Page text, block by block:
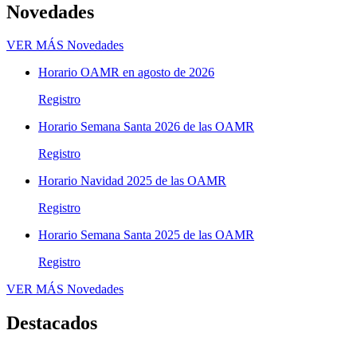
Novedades
VER MÁS Novedades
Horario OAMR en agosto de 2026
Registro
Horario Semana Santa 2026 de las OAMR
Registro
Horario Navidad 2025 de las OAMR
Registro
Horario Semana Santa 2025 de las OAMR
Registro
VER MÁS Novedades
Destacados